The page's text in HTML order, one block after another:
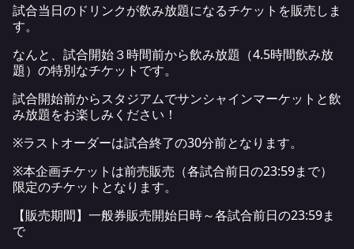
試合当日のドリンクが飲み放題になるチケットを販売しま
す。
なんと、試合開始３時間前から飲み放題（4.5時間飲み放
題）の特別なチケットです。
試合開始前からスタジアムでサンシャインマーケットと飲
み放題をお楽しみください！
※ラストオーダーは試合終了の30分前となります。
※本企画チケットは前売販売（各試合前日の23:59まで）
限定のチケットとなります。
【販売期間】一般券販売開始日時～各試合前日の23:59ま
で